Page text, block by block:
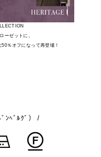
ーゼットに。
％オフになって再登場！
ﾝﾍﾞﾙｸﾞ） /